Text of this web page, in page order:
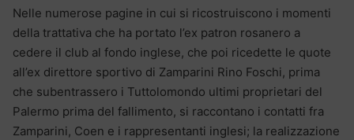
Nelle numerose pagine in cui si ricostruiscono i momenti
della trattativa che ha portato l’ex patron rosanero a
cedere il club al fondo inglese, che poi ricedette le quote
all’ex direttore sportivo di Zamparini Rino Foschi, prima
che subentrassero i Tuttolomondo ultimi proprietari del
Palermo prima del fallimento, si raccontano i contatti fra
Zamparini, Coen e i rappresentanti inglesi; la realizzazione